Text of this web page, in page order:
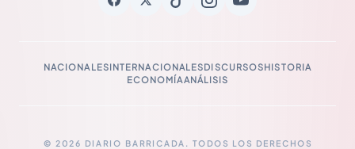
NACIONALESINTERNACIONALESDISCURSOSHISTORIA
ECONOMÍAANÁLISIS
© 2026 DIARIO BARRICADA. TODOS LOS DERECHOS